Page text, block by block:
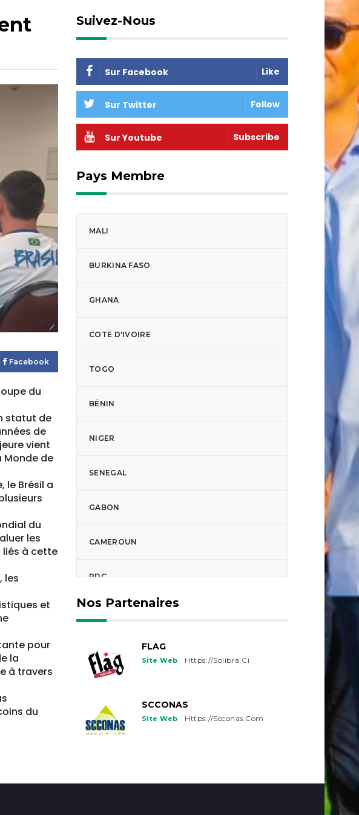
Facebook
du
statut de
de
vient
Monde de
le Brésil a
du
les
liés à cette
les
et
pour
la
à travers
du
Suivez-Nous
Sur Facebook Like
Sur Twitter Follow
Sur Youtube Subscribe
Pays Membre
MALI
BURKINA FASO
GHANA
COTE D'IVOIRE
TOGO
BÉNIN
NIGER
SENEGAL
GABON
CAMEROUN
RDC
GUINEE-BISSAU
FRANCE
USA
BELGIQUE
Nos Partenaires
FLAG
Site Web Https://solibra.ci
SCCONAS
Site Web Https://scconas.com